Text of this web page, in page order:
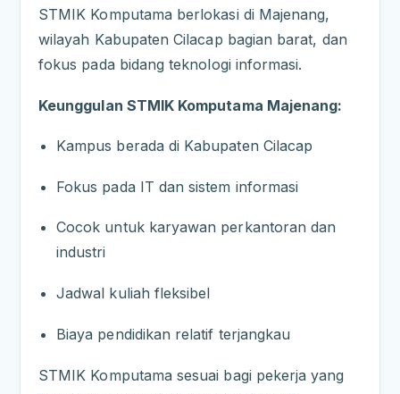
STMIK Komputama berlokasi di Majenang,
wilayah Kabupaten Cilacap bagian barat, dan
fokus pada bidang teknologi informasi.
Keunggulan STMIK Komputama Majenang:
Kampus berada di Kabupaten Cilacap
Fokus pada IT dan sistem informasi
Cocok untuk karyawan perkantoran dan
industri
Jadwal kuliah fleksibel
Biaya pendidikan relatif terjangkau
STMIK Komputama sesuai bagi pekerja yang